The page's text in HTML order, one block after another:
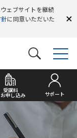
ェブサイトを継続
に同意いただいた
受講料
お申し込み サポート